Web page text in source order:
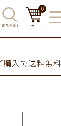
0
入で送料無料